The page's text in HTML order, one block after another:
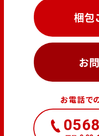
梱包
お
お電話で